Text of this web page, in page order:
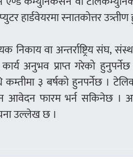
स्नातकोत्तर उत्र्तीण
निकाय वा अन्तर्राष्ट्रिय संघ,
अनुभव प्राप्त गरेको
कम्तीमा ३ बर्षको हुनपर्नेछ ।
आवेदन फारम भर्न सकिनेछ ।
उल्लेख छ ।